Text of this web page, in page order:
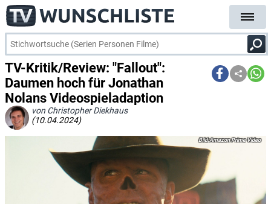
TV-Kritik/Review: "Fallout":
Daumen hoch für Jonathan
Nolans Videospieladaption
von Christopher Diekhaus
(10.04.2024)
Amazon Prime Video